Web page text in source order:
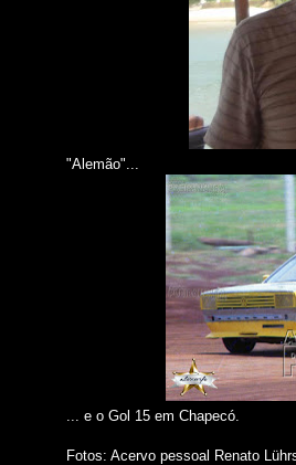
"Alemão"...
... e o Gol 15 em Chapecó.
Fotos: Acervo pessoal Renato